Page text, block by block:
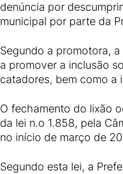
denúncia por
municipal por parte da
Segundo a promotora,
a promover a inclusão
catadores, bem como a
O fechamento do lixão
da lei n.o 1.858, pela
no início de março de
Segundo esta lei, a